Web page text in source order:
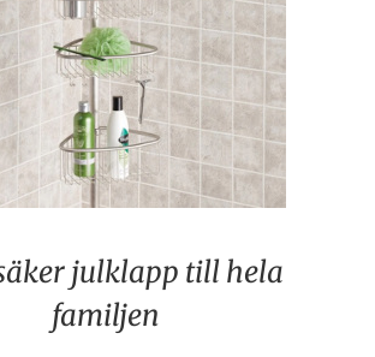
julklapp till hela
familjen